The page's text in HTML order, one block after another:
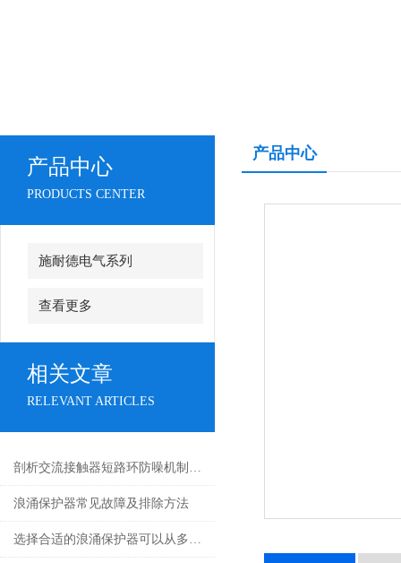
产品中心
PRODUCTS CENTER
施耐德电气系列
查看更多
相关文章
RELEVANT ARTICLES
剖析交流接触器短路环防噪机制与电气安全操作红线
浪涌保护器常见故障及排除方法
选择合适的浪涌保护器可以从多个角度探讨
产品中心